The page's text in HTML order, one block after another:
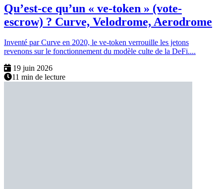
Qu’est-ce qu’un « ve-token » (vote-
escrow) ? Curve, Velodrome, Aerodrome
Inventé par Curve en 2020, le ve-token verrouille les jetons
revenons sur le fonctionnement du modèle culte de la DeFi....
19 juin 2026
11 min de lecture